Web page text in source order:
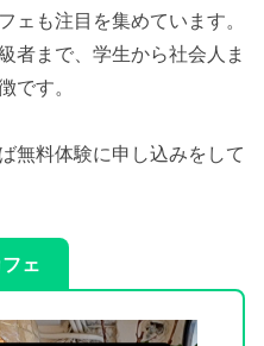
ェも注目を集めています。
者まで、学生から社会人ま
です。
無料体験に申し込みをして
ェ